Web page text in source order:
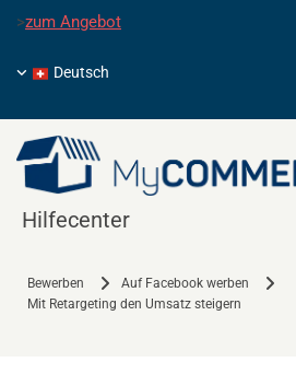
>zum Angebot
Deutsch
Hilfecenter
Bewerben
Auf Facebook werben
Mit Retargeting den Umsatz steigern